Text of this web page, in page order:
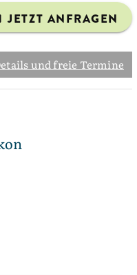
JETZT ANFRAGEN
und freie Termine